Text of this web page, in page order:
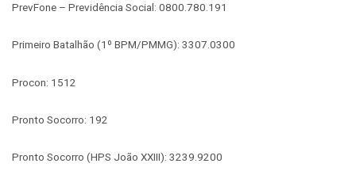
PrevFone – Previdência Social: 0800.780.191
Primeiro Batalhão (1º BPM/PMMG): 3307.0300
Procon: 1512
Pronto Socorro: 192
Pronto Socorro (HPS João XXIII): 3239.9200